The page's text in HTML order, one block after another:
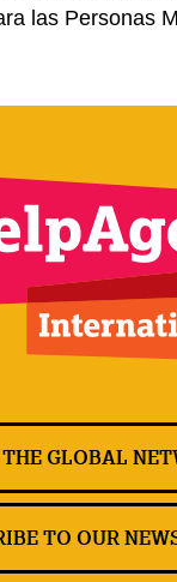
las Personas
GLOBAL
TO OUR